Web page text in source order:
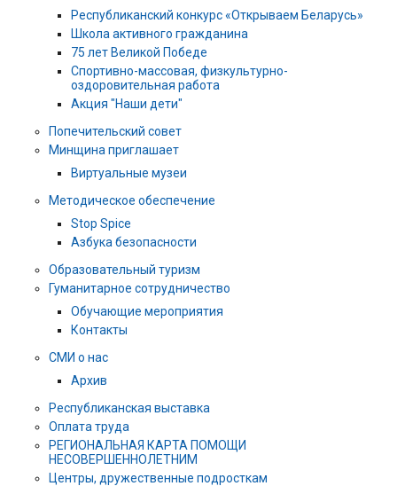
Республиканский конкурс «Открываем Беларусь»
Школа активного гражданина
75 лет Великой Победе
Спортивно-массовая, физкультурно-
оздоровительная работа
Акция "Наши дети"
Попечительский совет
Минщина приглашает
Виртуальные музеи
Методическое обеспечение
Stop Spice
Азбука безопасности
Образовательный туризм
Гуманитарное сотрудничество
Обучающие мероприятия
Контакты
СМИ о нас
Архив
Республиканская выставка
Оплата труда
РЕГИОНАЛЬНАЯ КАРТА ПОМОЩИ
НЕСОВЕРШЕННОЛЕТНИМ
Центры, дружественные подросткам